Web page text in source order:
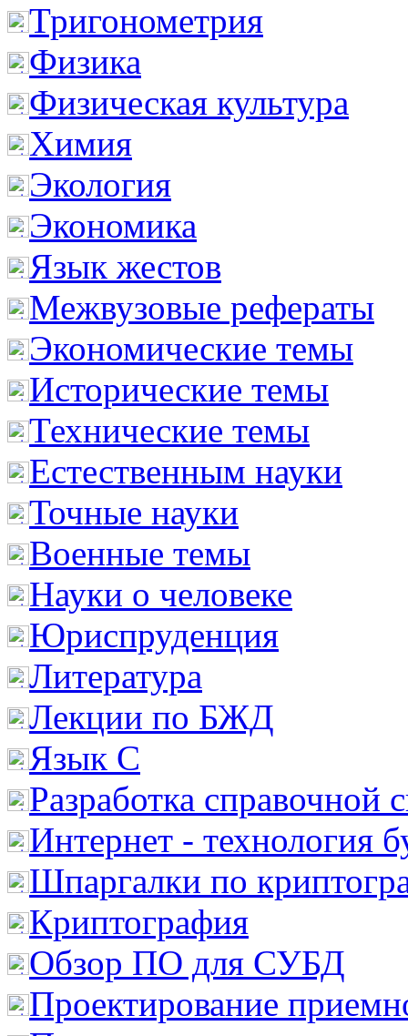
Тригонометрия
Физика
Физическая культура
Химия
Экология
Экономика
Язык жестов
Межвузовые рефераты
Экономические темы
Исторические темы
Технические темы
Естественным науки
Точные науки
Военные темы
Науки о человеке
Юриспруденция
Литература
Лекции по БЖД
Язык С
Разработка справочной
Интернет - технология
Шпаргалки по
Криптография
Обзор ПО для СУБД
Проектирование